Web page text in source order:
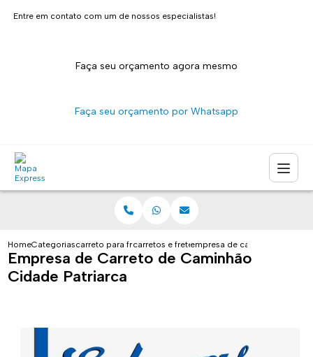
Entre em contato com um de nossos especialistas!
Faça seu orçamento agora mesmo
Faça seu orçamento por Whatsapp
HomeCategoriascarreto para fretescarretos e fretes sao pauloempresa de carreto de
Empresa de Carreto de Caminhão
Cidade Patriarca